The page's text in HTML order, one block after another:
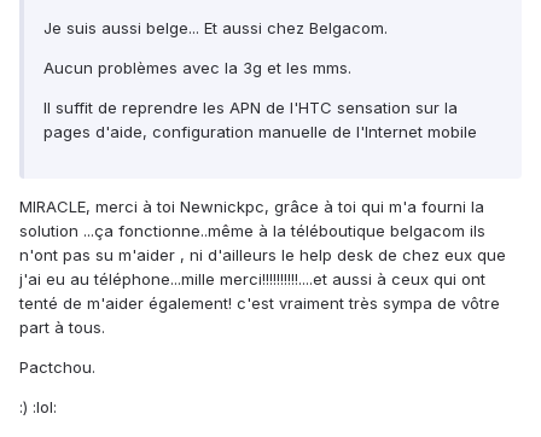
Je suis aussi belge... Et aussi chez Belgacom.
Aucun problèmes avec la 3g et les mms.
Il suffit de reprendre les APN de l'HTC sensation sur la
pages d'aide, configuration manuelle de l'Internet mobile
MIRACLE, merci à toi Newnickpc, grâce à toi qui m'a fourni la
solution ...ça fonctionne..même à la téléboutique belgacom ils
n'ont pas su m'aider , ni d'ailleurs le help desk de chez eux que
j'ai eu au téléphone...mille merci!!!!!!!!!!....et aussi à ceux qui ont
tenté de m'aider également! c'est vraiment très sympa de vôtre
part à tous.
Pactchou.
:) :lol: